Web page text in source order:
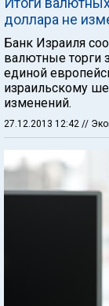
доллара не
Банк Израиля
валютные торги
единой
израильскому
изменений.
27.12.2013 12:42 //